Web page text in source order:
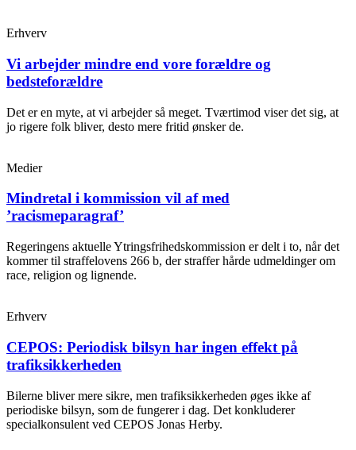
Erhverv
Vi arbejder mindre end vore forældre og
bedsteforældre
Det er en myte, at vi arbejder så meget. Tværtimod viser det sig, at
jo rigere folk bliver, desto mere fritid ønsker de.
Medier
Mindretal i kommission vil af med
’racismeparagraf’
Regeringens aktuelle Ytringsfrihedskommission er delt i to, når det
kommer til straffelovens 266 b, der straffer hårde udmeldinger om
race, religion og lignende.
Erhverv
CEPOS: Periodisk bilsyn har ingen effekt på
trafiksikkerheden
Bilerne bliver mere sikre, men trafiksikkerheden øges ikke af
periodiske bilsyn, som de fungerer i dag. Det konkluderer
specialkonsulent ved CEPOS Jonas Herby.